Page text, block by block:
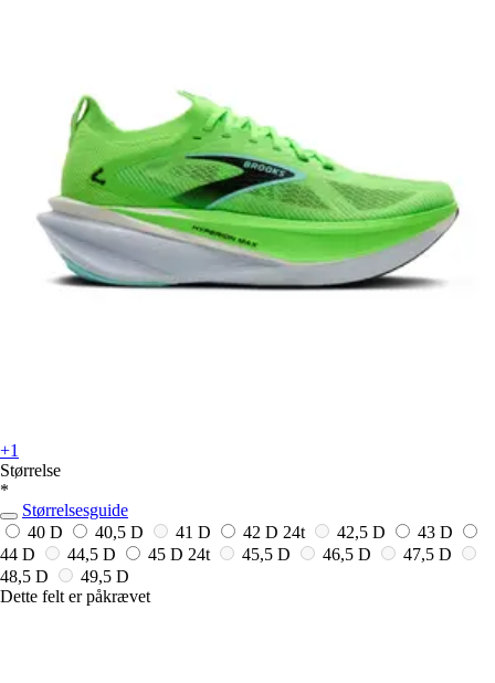
+1
Størrelse
*
Størrelsesguide
40 D
40,5 D 41 D 42 D 24t 42,5 D
43 D
44 D
44,5 D 45 D 24t 45,5 D 46,5 D
47,5 D
48,5 D
49,5 D
Dette felt er påkrævet